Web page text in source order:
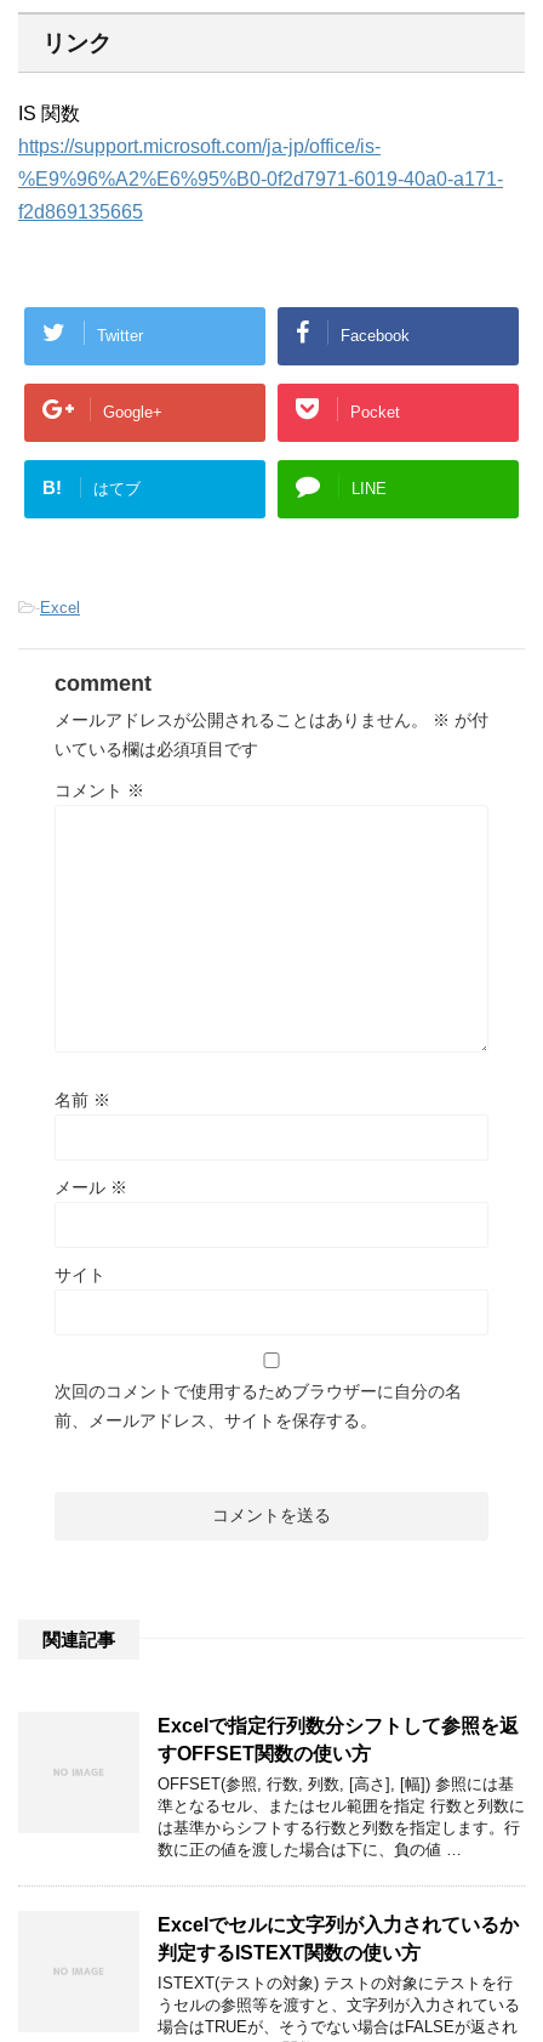
リンク
IS 関数
https://support.microsoft.com/ja-jp/office/is-
%E9%96%A2%E6%95%B0-0f2d7971-6019-40a0-a171-
f2d869135665
Twitter Facebook
Google+ Pocket
B! はてブ LINE
-Excel
comment
メールアドレスが公開されることはありません。 ※ が付
いている欄は必須項目です
コメント ※
名前 ※
メール ※
サイト
次回のコメントで使用するためブラウザーに自分の名
前、メールアドレス、サイトを保存する。
関連記事
Excelで指定行列数分シフトして参照を返
すOFFSET関数の使い方
OFFSET(参照, 行数, 列数, [高さ], [幅]) 参照には基
準となるセル、またはセル範囲を指定 行数と列数に
は基準からシフトする行数と列数を指定します。行
数に正の値を渡した場合は下に、負の値 …
Excelでセルに文字列が入力されているか
判定するISTEXT関数の使い方
ISTEXT(テストの対象) テストの対象にテストを行
うセルの参照等を渡すと、文字列が入力されている
場合はTRUEが、そうでない場合はFALSEが返され